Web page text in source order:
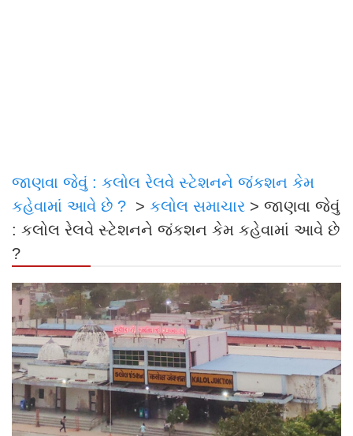
જાણવા જેવું : કલોલ રેલવે સ્ટેશનને જંકશન કેમ
કહેવામાં આવે છે ? > કલોલ સમાચાર > જાણવા જેવું
: કલોલ રેલવે સ્ટેશનને જંકશન કેમ કહેવામાં આવે છે
?